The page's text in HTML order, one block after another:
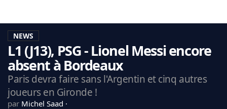
LA CHARTE
VIE PRIVÉE
CGU
CONTACTEZ-NOUS
NEWS
L1 (J13), PSG - Lionel Messi encore
absent à Bordeaux
Paris devra faire sans l'Argentin et cinq autres
joueurs en Gironde !
par Michel Saad